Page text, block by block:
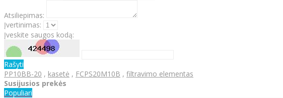
Atsiliepimas:
Įvertinimas:
Įveskite saugos kodą:
Rašyti
PP10BB-20 , kasetė , FCPS20M10B , filtravimo elementas
Susijusios prekės
Populiari